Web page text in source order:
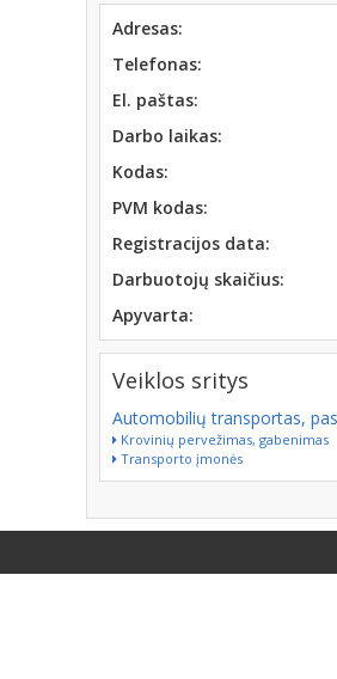
Adresas:
Telefonas:
El. paštas:
Darbo laikas:
Kodas:
PVM kodas:
Registracijos data:
Darbuotojų skaičius:
Apyvarta:
Veiklos sritys
Automobilių transportas,
Krovinių pervežimas, gabenimas
Transporto įmonės